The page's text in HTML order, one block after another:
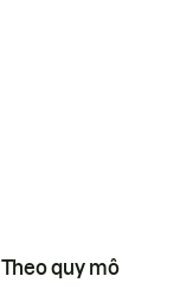
Theo quy mô